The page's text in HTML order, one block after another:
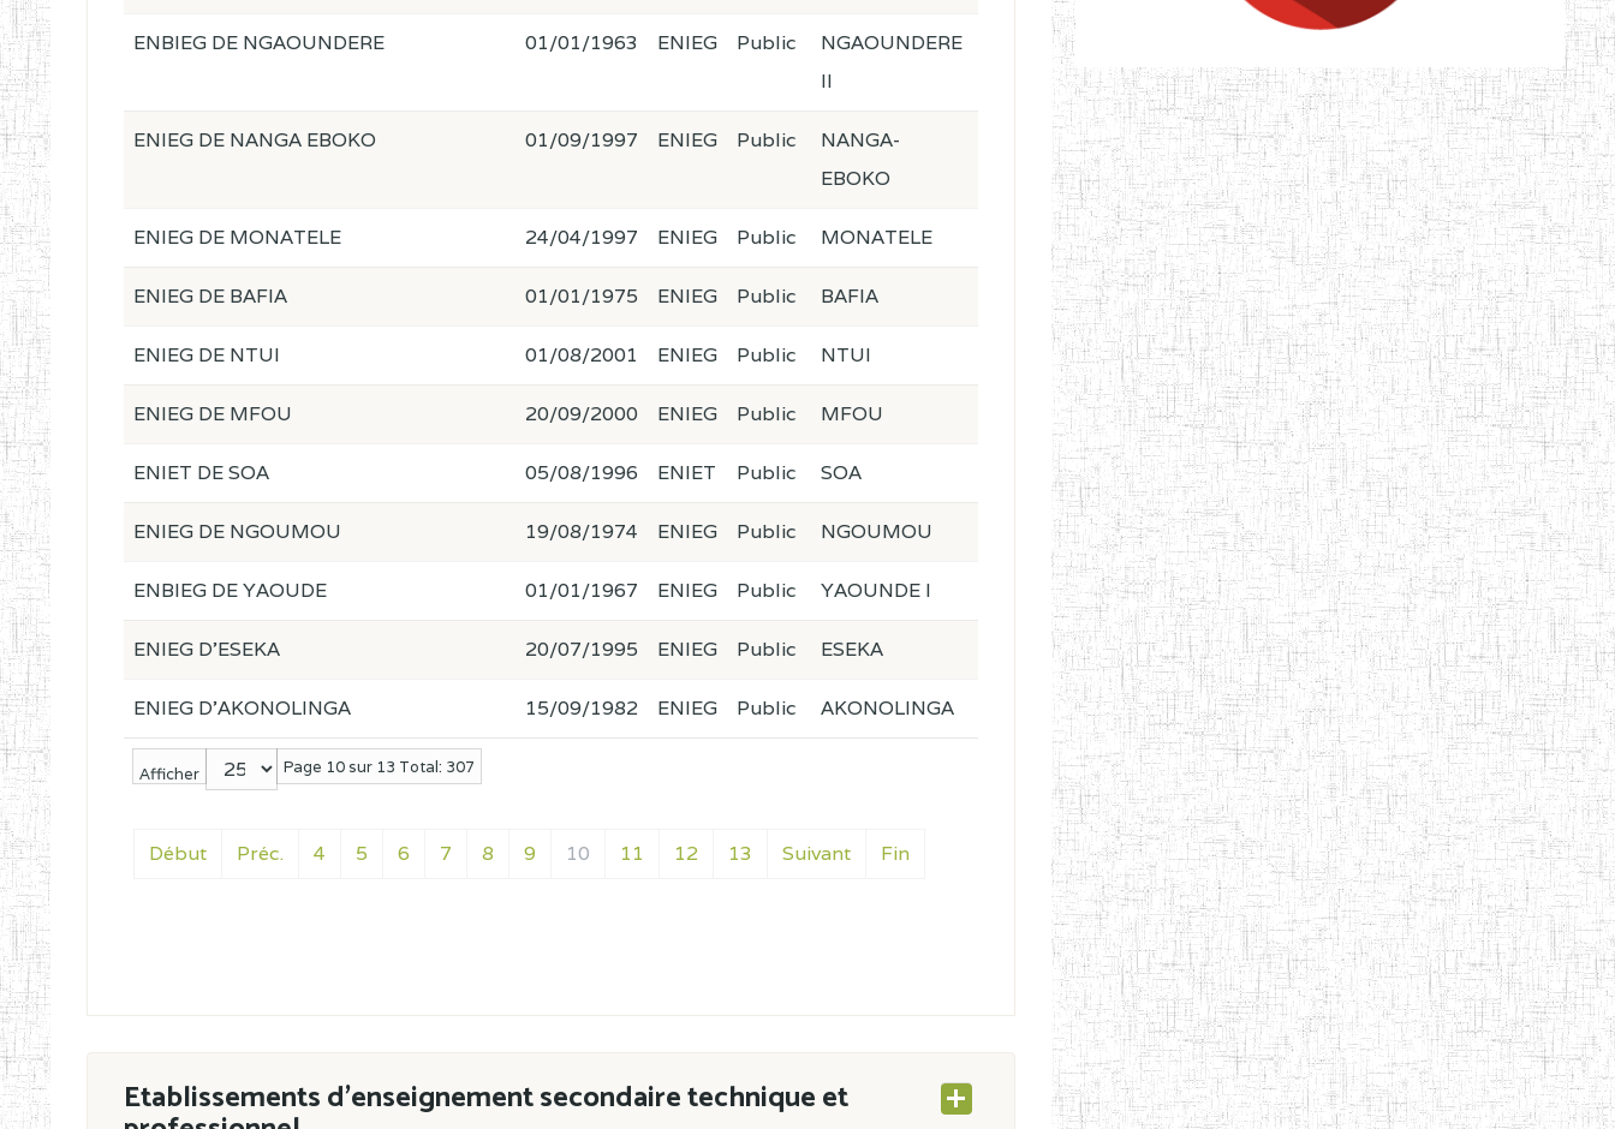
Afficher Page 10 sur 13 Total: 307
Début Préc. 4 5 6 7 8 9 10 11 12 13 Suivant Fin
ENBIEG DE NGAOUNDERE 01/01/1963 ENIEG Public
NGAOUNDERE
II
ENIEG DE NANGA EBOKO 01/09/1997 ENIEG Public
NANGA-
EBOKO
ENIEG DE MONATELE 24/04/1997 ENIEG Public MONATELE
ENIEG DE BAFIA 01/01/1975 ENIEG Public BAFIA
ENIEG DE NTUI 01/08/2001 ENIEG Public NTUI
ENIEG DE MFOU 20/09/2000 ENIEG Public MFOU
ENIET DE SOA 05/08/1996 ENIET Public SOA
ENIEG DE NGOUMOU 19/08/1974 ENIEG Public NGOUMOU
ENBIEG DE YAOUDE 01/01/1967 ENIEG Public YAOUNDE I
ENIEG D'ESEKA 20/07/1995 ENIEG Public ESEKA
ENIEG D'AKONOLINGA 15/09/1982 ENIEG Public AKONOLINGA
Etablissements d'enseignement secondaire technique et